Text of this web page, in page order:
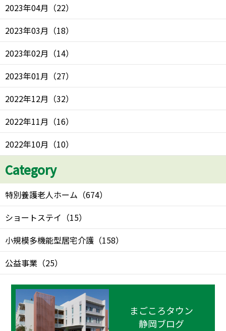
2023年04月 （22）
2023年03月 （18）
2023年02月 （14）
2023年01月 （27）
2022年12月 （32）
2022年11月 （16）
2022年10月 （10）
Category
特別養護老人ホーム （674）
ショートステイ （15）
小規模多機能型居宅介護 （158）
公益事業 （25）
まごころタウン
静岡ブログ